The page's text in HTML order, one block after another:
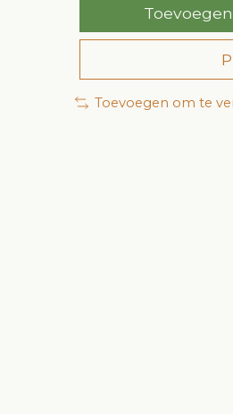
Toevoegen om te